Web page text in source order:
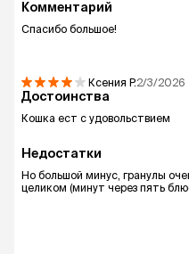
Комментарий
Спасибо большое!
Ксения Р.2/3/2026
Достоинства
Кошка ест с удовольствием
Недостатки
Но большой минус, гранулы
целиком (минут через пять